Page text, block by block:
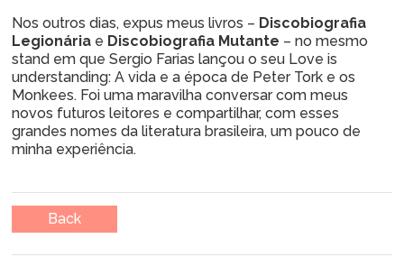
Nos outros dias, expus meus livros – Discobiografia
Legionária e Discobiografia Mutante – no mesmo
stand em que Sergio Farias lançou o seu Love is
understanding: A vida e a época de Peter Tork e os
Monkees. Foi uma maravilha conversar com meus
novos futuros leitores e compartilhar, com esses
grandes nomes da literatura brasileira, um pouco de
minha experiência.
Back